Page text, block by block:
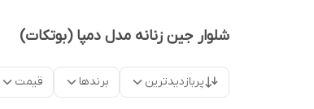
شلوار جین زنانه مدل دمپا (بوتکات)
پربازدیدترین برندها قیمت